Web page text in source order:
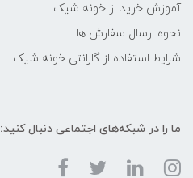
آموزش خرید از خونه شیک
نحوه ارسال سفارش ها
شرایط استفاده از گارانتی خونه شیک
ما را در شبکه‌های اجتماعی دنبال کنید: